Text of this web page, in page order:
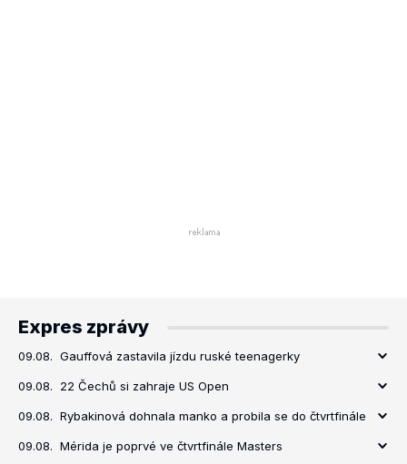
Expres zprávy
09.08. Gauffová zastavila jízdu ruské teenagerky
09.08. 22 Čechů si zahraje US Open
09.08. Rybakinová dohnala manko a probila se do čtvrtfinále
09.08. Mérida je poprvé ve čtvrtfinále Masters